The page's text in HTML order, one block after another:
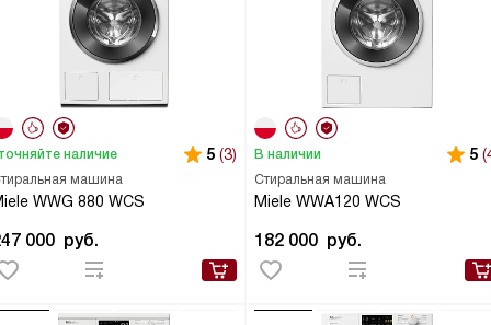
машина
WWG 880 WCS
наличие 5 (3)
000 руб.
Стиральная машина
Miele WWA120 WCS
В наличии 5
182 000 руб.